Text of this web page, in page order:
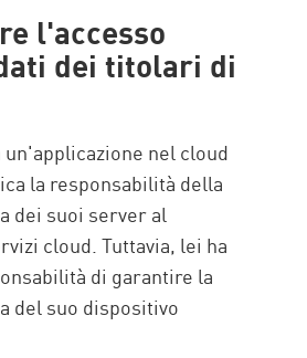
l'accesso
dei titolari di
un'applicazione nel cloud
la responsabilità della
dei suoi server al
cloud. Tuttavia, lei ha
di garantire la
del suo dispositivo